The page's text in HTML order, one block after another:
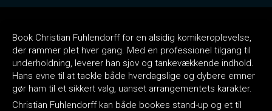
Book Christian Fuhlendorff for en alsidig komikeroplevelse,
der rammer plet hver gang. Med en professionel tilgang til
underholdning, leverer han sjov og tankevækkende indhold.
Hans evne til at tackle både hverdagslige og dybere emner
gør ham til et sikkert valg, uanset arrangementets karakter.
Christian Fuhlendorff kan både bookes stand-up og et til